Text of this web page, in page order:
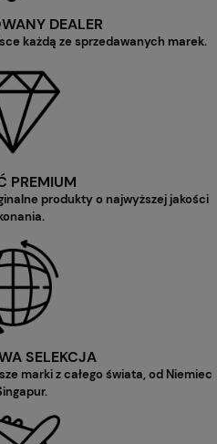
DEALER
każdą ze sprzedawanych marek.
PREMIUM
produkty o najwyższej jakości
SELEKCJA
marki z całego świata, od Niemiec